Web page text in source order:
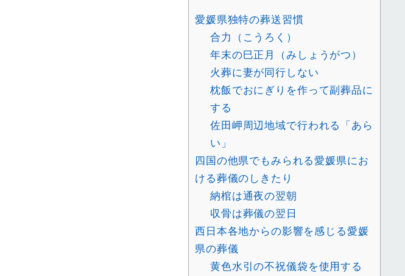
愛媛県独特の葬送習慣
合力（こうろく）
年末の巳正月（みしょうがつ）
火葬に妻が同行しない
枕飯でおにぎりを作って副葬品に
する
佐田岬周辺地域で行われる「あら
い」
四国の他県でもみられる愛媛県にお
ける葬儀のしきたり
納棺は通夜の翌朝
収骨は葬儀の翌日
西日本各地からの影響を感じる愛媛
県の葬儀
黄色水引の不祝儀袋を使用する